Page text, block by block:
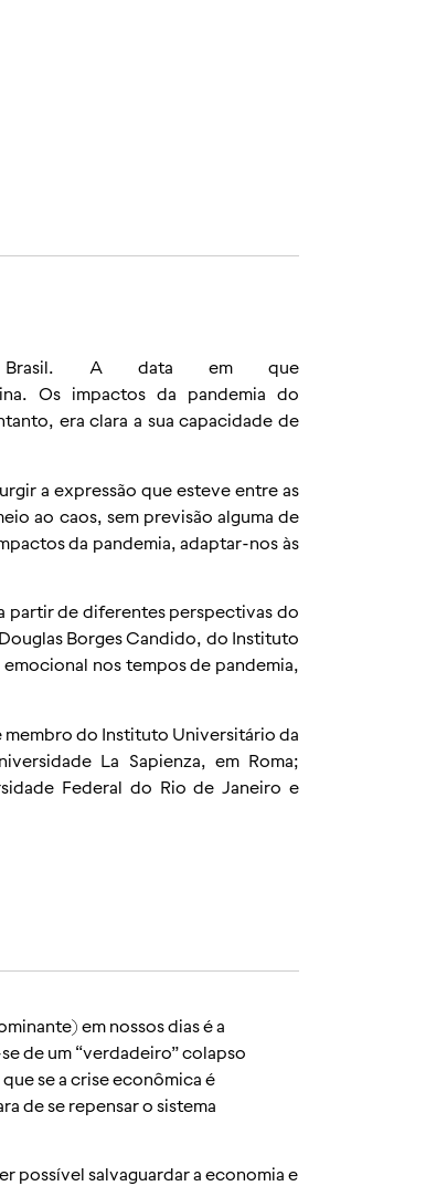
A data em que
Os impactos da pandemia do
era clara a sua capacidade de
a expressão que esteve entre as
ao caos, sem previsão alguma de
da pandemia, adaptar-nos às
partir de diferentes perspectivas do
Borges Candido, do Instituto
nos tempos de pandemia,
membro do Instituto Universitário da
La Sapienza, em Roma;
Federal do Rio de Janeiro e
em nossos dias é a
de um “verdadeiro” colapso
se a crise econômica é
de se repensar o sistema
possível salvaguardar a economia e